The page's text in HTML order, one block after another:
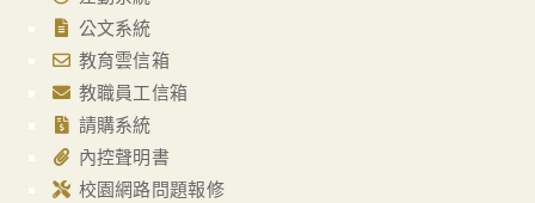
公文系統
教育雲信箱
教職員工信箱
請購系統
內控聲明書
校園網路問題報修